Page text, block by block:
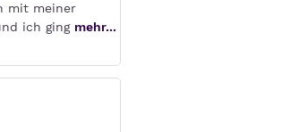
mit meiner
ich ging mehr...